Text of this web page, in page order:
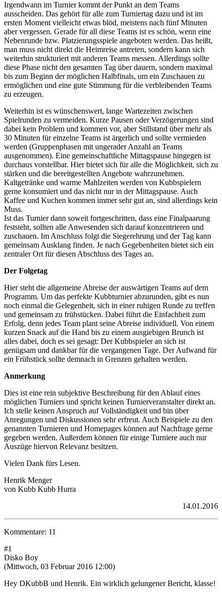
Irgendwann im Turnier kommt der Punkt an dem Teams
ausscheiden. Das gehört für alle zum Turniertag dazu und ist im
ersten Moment vielleicht etwas blöd, meistens nach fünf Minuten
aber vergessen. Gerade für all diese Teams ist es schön, wenn eine
Nebenrunde bzw. Platzierungsspiele angeboten werden. Das heißt,
man muss nicht direkt die Heimreise antreten, sondern kann sich
weiterhin strukturiert mit anderen Teams messen. Allerdings sollte
diese Phase nicht den gesamten Tag über dauern, sondern maximal
bis zum Beginn der möglichen Halbfinals, um ein Zuschauen zu
ermöglichen und eine gute Stimmung für die verbleibenden Teams
zu erzeugen.
Weiterhin ist es wünschenswert, lange Wartezeiten zwischen
Spielrunden zu vermeiden. Kurze Pausen oder Verzögerungen sind
dabei kein Problem und kommen vor, aber Stillstand über mehr als
30 Minuten für einzelne Teams ist ärgerlich und sollte vermieden
werden (Gruppenphasen mit ungerader Anzahl an Teams
ausgenommen). Eine gemeinschaftliche Mittagspause hingegen ist
durchaus vorstellbar. Hier bietet sich für alle die Möglichkeit, sich zu
stärken und die bereitgestellten Angebote wahrzunehmen.
Kaltgetränke und warme Mahlzeiten werden von Kubbspielern
gerne konsumiert und das nicht nur in der Mittagspause. Auch
Kaffee und Kuchen kommen immer sehr gut an, sind allerdings kein
Muss.
Ist das Turnier dann soweit fortgeschritten, dass eine Finalpaarung
feststeht, sollten alle Anwesenden sich darauf konzentrieren und
zuschauen. Im Anschluss folgt die Siegerehrung und der Tag kann
gemeinsam Ausklang finden. Je nach Gegebenheiten bietet sich ein
zentraler Ort für diesen Abschluss des Tages an.
Der Folgetag
Hier steht die allgemeine Abreise der auswärtigen Teams auf dem
Programm. Um das perfekte Kubbturnier abzurunden, gibt es nun
noch einmal die Gelegenheit, sich in einer ruhigen Runde zu treffen
und gemeinsam zu frühstücken. Dabei führt die Einfachheit zum
Erfolg, denn jedes Team plant seine Abreise individuell. Von einem
kurzen Snack auf die Hand bis zu einem ausgiebigen Brunch ist
alles dabei, doch es sei gesagt: Der Kubbspieler an sich ist
genügsam und dankbar für die vergangenen Tage. Der Aufwand für
ein Frühstück sollte demnach in Grenzen gehalten werden.
Anmerkung
Dies ist eine rein subjektive Beschreibung für den Ablauf eines
möglichen Turniers und spricht keinen Turnierveranstalter direkt an.
Ich stelle keinen Anspruch auf Vollständigkeit und bin über
Anregungen und Diskussionen sehr erfreut. Auch Beispiele zu den
genannten Turnieren und Homepages können auf Nachfrage gerne
gegeben werden. Außerdem können für einige Turniere auch nur
Auszüge hiervon Relevanz besitzen.
Vielen Dank fürs Lesen.
Henrik Menger
von Kubb Kubb Hurra
14.01.2016
Kommentare: 11
#1
Disko Boy
(Mittwoch, 03 Februar 2016 12:00)
Hey DKubbB und Henrik. Ein wirklich gelungener Bericht, klasse!